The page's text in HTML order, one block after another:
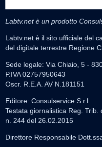
Labtv.net è un prodotto
Labtv.net è il sito ufficiale del
del digitale terrestre Regione
Sede legale: Via Chiaio, 5 -
P.IVA 02757950643
Oscr. R.E.A. AV N.181151
Editore: Consulservice S.r.l.
Testata giornalistica Reg. Trib.
n. 244 del 26.02.2015
Direttore Responsabile